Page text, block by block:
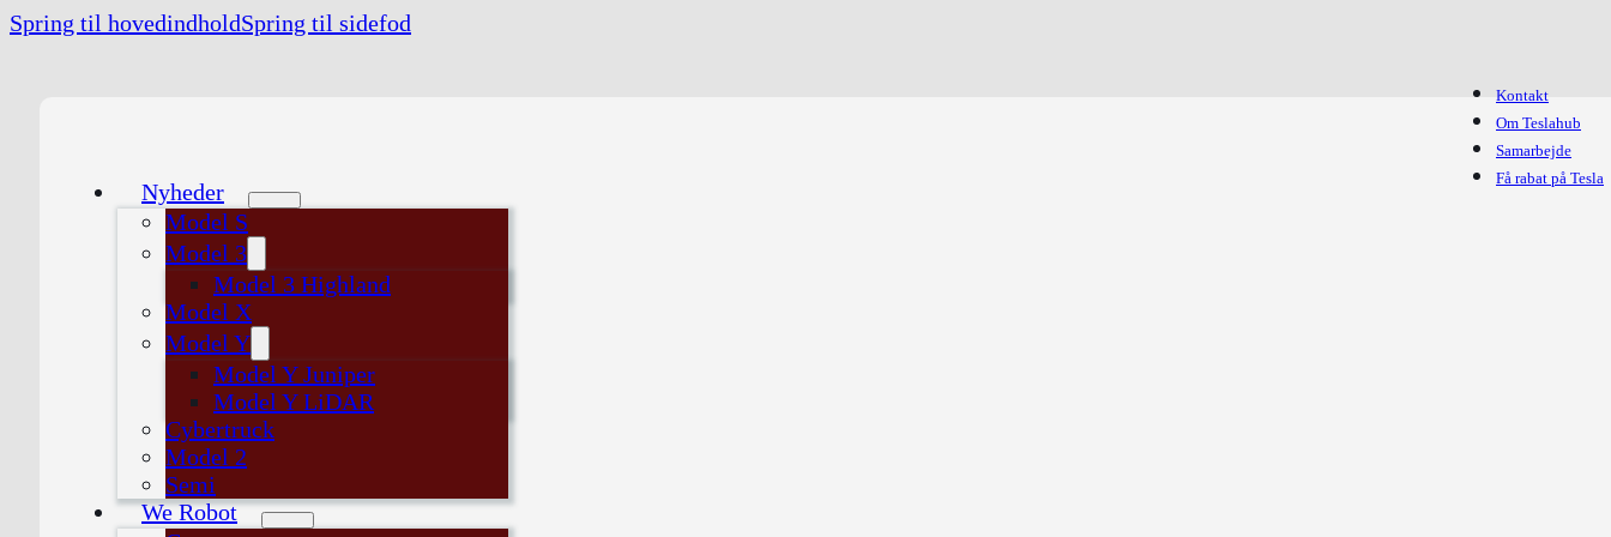
Spring til hovedindholdSpring til sidefod
Kontakt
Om Teslahub
Samarbejde
Få rabat på Tesla
Nyheder
Model S
Model 3
Model 3 Highland
Model X
Model Y
Model Y Juniper
Model Y LiDAR
Cybertruck
Model 2
Semi
We Robot